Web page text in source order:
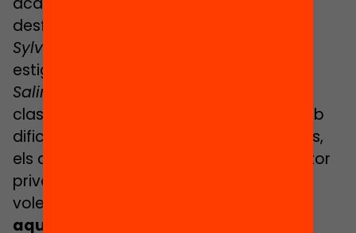
desfavorits. Els millors alumnes.
Sylvaine:
estigmatitzant encara més la pública.
Salima:
classes on només hi haurà alumnes amb
dificultats, mentre que els bons alumnes,
els qui ho aconsegueixen, aniran al sector
privat. Això passa, per exemple, quan
volem fer una discriminació positiva.
aquests estudiants d’èxit acaben